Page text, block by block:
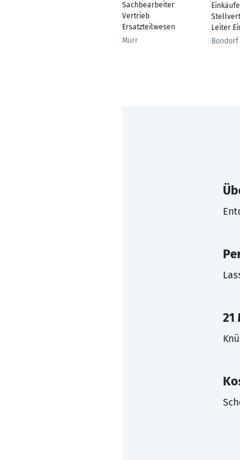
Sachbearbeiter
Vertrieb
Ersatzteilwesen
Murr
Leiter
Bondorf
21